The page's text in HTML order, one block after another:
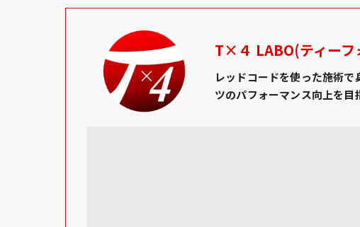
T×４ LABO(ティーフ
レッドコードを使った施術
ツのパフォーマンス向上を目